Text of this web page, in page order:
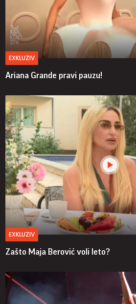
EXKLUZIV
Ariana Grande pravi pauzu!
EXKLUZIV
Zašto Maja Berović voli leto?